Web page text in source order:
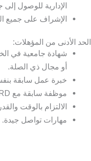
الإدارية للوصول
الإشراف على جميع
الحد الأدنى من المؤهلات:
شهادة جامعية في
أو مجال ذي الصلة.
خبرة عمل سابقة
موظفة سابقة مع SRD
الالتزام بالوقت
مهارات تواصل جيدة.